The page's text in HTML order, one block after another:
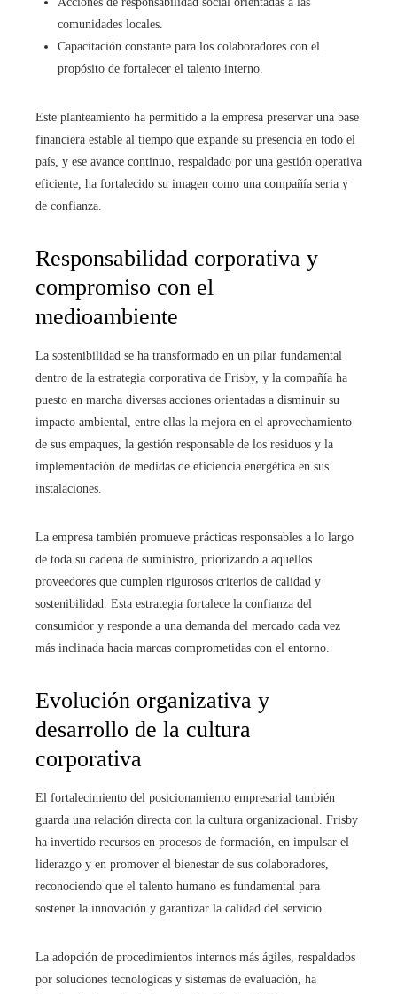
comunidades locales.
Capacitación constante para los colaboradores con el
propósito de fortalecer el talento interno.
Este planteamiento ha permitido a la empresa preservar una base
financiera estable al tiempo que expande su presencia en todo el
país, y ese avance continuo, respaldado por una gestión operativa
eficiente, ha fortalecido su imagen como una compañía seria y
de confianza.
Responsabilidad corporativa y
compromiso con el
medioambiente
La sostenibilidad se ha transformado en un pilar fundamental
dentro de la estrategia corporativa de Frisby, y la compañía ha
puesto en marcha diversas acciones orientadas a disminuir su
impacto ambiental, entre ellas la mejora en el aprovechamiento
de sus empaques, la gestión responsable de los residuos y la
implementación de medidas de eficiencia energética en sus
instalaciones.
La empresa también promueve prácticas responsables a lo largo
de toda su cadena de suministro, priorizando a aquellos
proveedores que cumplen rigurosos criterios de calidad y
sostenibilidad. Esta estrategia fortalece la confianza del
consumidor y responde a una demanda del mercado cada vez
más inclinada hacia marcas comprometidas con el entorno.
Evolución organizativa y
desarrollo de la cultura
corporativa
El fortalecimiento del posicionamiento empresarial también
guarda una relación directa con la cultura organizacional. Frisby
ha invertido recursos en procesos de formación, en impulsar el
liderazgo y en promover el bienestar de sus colaboradores,
reconociendo que el talento humano es fundamental para
sostener la innovación y garantizar la calidad del servicio.
La adopción de procedimientos internos más ágiles, respaldados
por soluciones tecnológicas y sistemas de evaluación, ha